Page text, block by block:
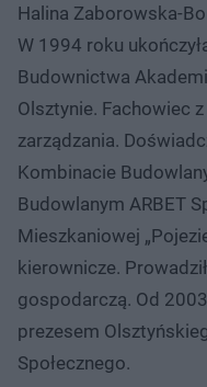
Halina Zaborowska-
W 1994 roku
Budownictwa
Olsztynie. Fachowiec
zarządzania.
Kombinacie
Budowlanym ARBET
Mieszkaniowej
kierownicze.
gospodarczą. Od
prezesem
Społecznego.